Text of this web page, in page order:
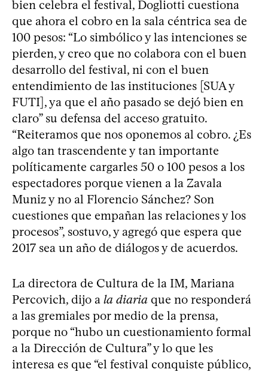
bien celebra el festival, Dogliotti cuestiona
que ahora el cobro en la sala céntrica sea de
100 pesos: “Lo simbólico y las intenciones se
pierden, y creo que no colabora con el buen
desarrollo del festival, ni con el buen
entendimiento de las instituciones [SUA y
FUTI], ya que el año pasado se dejó bien en
claro” su defensa del acceso gratuito.
“Reiteramos que nos oponemos al cobro. ¿Es
algo tan trascendente y tan importante
políticamente cargarles 50 o 100 pesos a los
espectadores porque vienen a la Zavala
Muniz y no al Florencio Sánchez? Son
cuestiones que empañan las relaciones y los
procesos”, sostuvo, y agregó que espera que
2017 sea un año de diálogos y de acuerdos.
La directora de Cultura de la IM, Mariana
Percovich, dijo a la diaria que no responderá
a las gremiales por medio de la prensa,
porque no “hubo un cuestionamiento formal
a la Dirección de Cultura” y lo que les
interesa es que “el festival conquiste público,